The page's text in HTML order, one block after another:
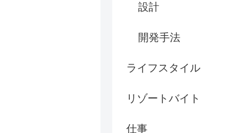
設計
開発手法
ライフスタイル
リゾートバイト
仕事